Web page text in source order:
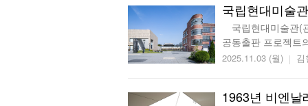
국립현대미술
국립현대미술관(
공동출판 프로젝트
2025.11.03 (월)
1963년 비엔날